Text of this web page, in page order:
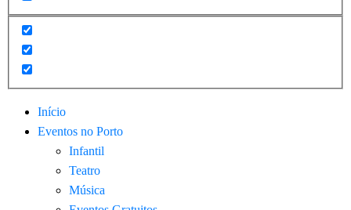
Início
Eventos no Porto
Infantil
Teatro
Música